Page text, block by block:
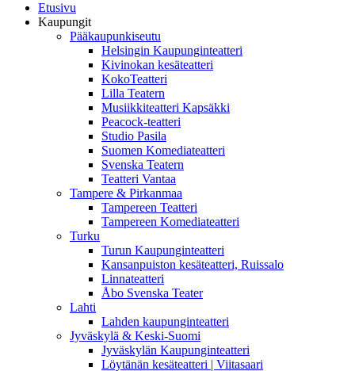
Etusivu
Kaupungit
Pääkaupunkiseutu
Helsingin Kaupunginteatteri
Kivinokan kesäteatteri
KokoTeatteri
Lilla Teatern
Musiikkiteatteri Kapsäkki
Peacock-teatteri
Studio Pasila
Suomen Komediateatteri
Svenska Teatern
Teatteri Vantaa
Tampere & Pirkanmaa
Tampereen Teatteri
Tampereen Komediateatteri
Turku
Turun Kaupunginteatteri
Kansanpuiston kesäteatteri, Ruissalo
Linnateatteri
Åbo Svenska Teater
Lahti
Lahden kaupunginteatteri
Jyväskylä & Keski-Suomi
Jyväskylän Kaupunginteatteri
Löytänän kesäteatteri | Viitasaari